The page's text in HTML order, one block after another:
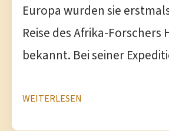
Europa wurden sie
Reise des Afrika-Forschers
bekannt. Bei seiner
WEITERLESEN